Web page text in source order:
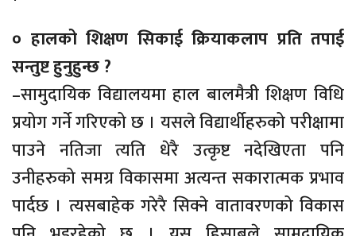
० हालको शिक्षण सिकाई क्रियाकलाप प्रति तपाई
सन्तुष्ट हुनुहुन्छ ?
–सामुदायिक विद्यालयमा हाल बालमैत्री शिक्षण विधि
प्रयोग गर्ने गरिएको छ । यसले विद्यार्थीहरुको परीक्षामा
पाउने नतिजा त्यति धेरै उत्कृष्ट नदेखिएता पनि
उनीहरुको समग्र विकासमा अत्यन्त सकारात्मक प्रभाव
पार्दछ । त्यसबाहेक गरेरै सिक्ने वातावरणको विकास